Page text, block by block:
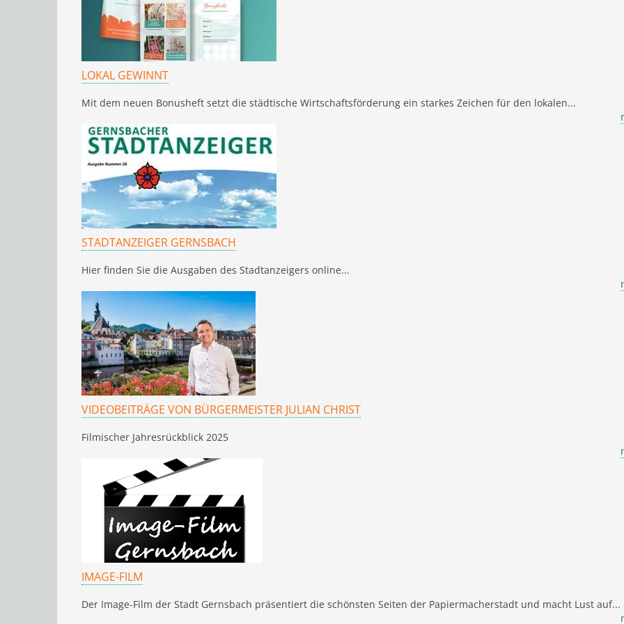
LOKAL GEWINNT
Mit dem neuen Bonusheft setzt die städtische Wirtschaftsförderung ein starkes Zeichen für den lokalen...
STADTANZEIGER GERNSBACH
Hier finden Sie die Ausgaben des Stadtanzeigers online...
VIDEOBEITRÄGE VON BÜRGERMEISTER JULIAN CHRIST
Filmischer Jahresrückblick 2025
IMAGE-FILM
Der Image-Film der Stadt Gernsbach präsentiert die schönsten Seiten der Papiermacherstadt und macht Lust auf...